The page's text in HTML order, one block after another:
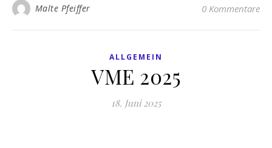
Malte Pfeiffer 0 Kommentare
ALLGEMEIN
VME 2025
18. Juni 2025